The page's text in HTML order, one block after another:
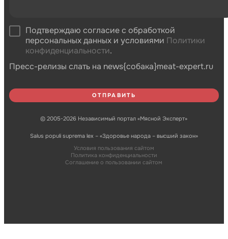
Подтверждаю согласие с обработкой
персональных данных и условиями Политики
конфиденциальности.
Пресс-релизы слать на news{собака}meat-expert.ru
© 2005-2026 Независимый портал «Мясной Эксперт»
Salus populi suprema lex – «Здоровье народа – высший закон»
Условия пользования сайтом
Политика конфиденциальности
Соглашение о пользовании сайтом